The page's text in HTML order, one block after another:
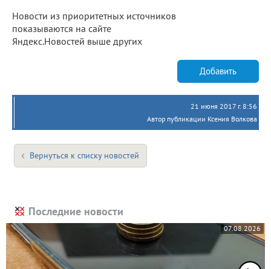
Новости из приоритетных источников
показываются на сайте
Яндекс.Новостей выше других
Добавить
21 июня 2017 г. 8:56
Автор публикации Ксения Волкова
Вернуться к списку новостей
Последние новости
07.08.2026